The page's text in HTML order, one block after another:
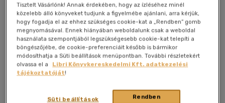
40 db / oldal
Alkalmaz
Összesen6db
Tisztelt Vásárlónk! Annak érdekében, hogy az ízléséhez minél
közelebb álló könyveket tudjunk a figyelmébe ajánlani, arra kérjük,
hogy fogadja el az ehhez szükséges cookie-kat a „Rendben” gomb
megnyomásával. Ennek hiányában weboldalunk csak a weboldal
használata szempontjából legszükségesebb cookie-kat telepíti a
böngészőjébe, de cookie-preferenciáit később is bármikor
módosíthatja a Süti beállítások menüpontban. További részletekért
olvassa el a
Libri Könyvkereskedelmi Kft. adatkezelési
tájékoztatóját!
Rendben
Süti beállítások